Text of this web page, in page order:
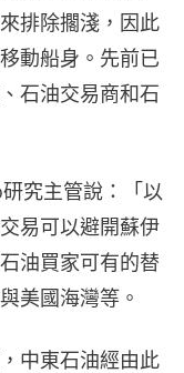
排除擱淺，因此
動船身。先前已
石油交易商和石
究主管說：「以
易可以避開蘇伊
油買家可有的替
美國海灣等。
中東石油經由此